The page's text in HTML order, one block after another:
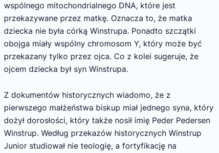
wspólnego mitochondrialnego DNA, które jest
przekazywane przez matkę. Oznacza to, że matka
dziecka nie była córką Winstrupa. Ponadto szczątki
obojga miały wspólny chromosom Y, który może być
przekazany tylko przez ojca. Co z kolei sugeruje, że
ojcem dziecka był syn Winstrupa.
Z dokumentów historycznych wiadomo, że z
pierwszego małżeństwa biskup miał jednego syna, który
dożył dorosłości, który także nosił imię Peder Pedersen
Winstrup. Według przekazów historycznych Winstrup
Junior studiował nie teologię, a fortyfikację na